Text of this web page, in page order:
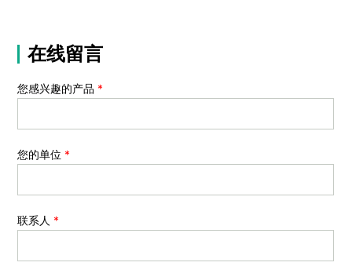
在线留言
您感兴趣的产品 *
您的单位 *
联系人 *